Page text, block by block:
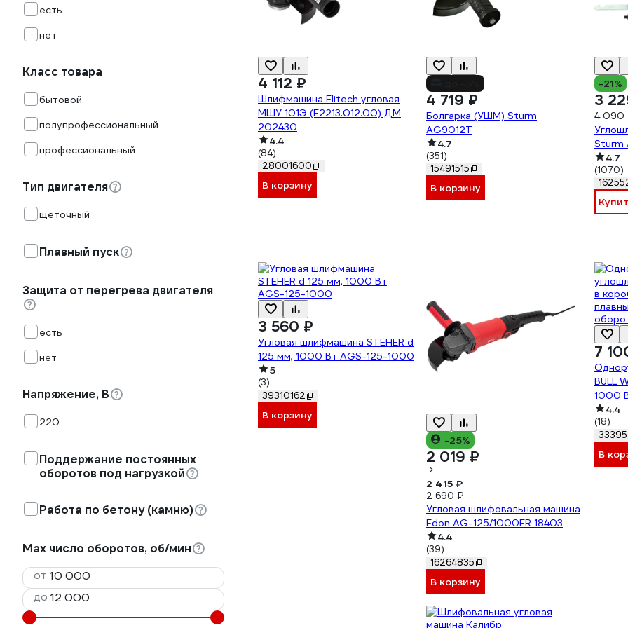
есть
нет
Класс товара
бытовой
полупрофессиональный
профессиональный
Тип двигателя
щеточный
Плавный пуск
Защита от перегрева двигателя
есть
нет
Напряжение, В
220
Поддержание постоянных
оборотов под нагрузкой
Работа по бетону (камню)
Max число оборотов, об/мин
от
до
4 112 ₽
Шлифмашина Elitech угловая
МШУ 101Э (Е2213.012.00) ДМ
202430
4.4
(84)
28001600
В корзину
4 719 ₽
Болгарка (УШМ) Sturm
AG9012T
4.7
(351)
15491515
В корзину
-21%
3
4 090
Sturm
4.7
(1070)
3 560 ₽
Угловая шлифмашина STEHER d
125 мм, 1000 Вт AGS-125-1000
5
(3)
39310162
В корзину
-25%
2 019 ₽
2 415 ₽
2 690 ₽
Угловая шлифовальная машина
Edon AG-125/1000ER 18403
4.4
(39)
16264835
В корзину
7
BULL
1000
4.4
(18)
В